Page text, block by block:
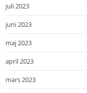
juli 2023
juni 2023
maj 2023
april 2023
mars 2023